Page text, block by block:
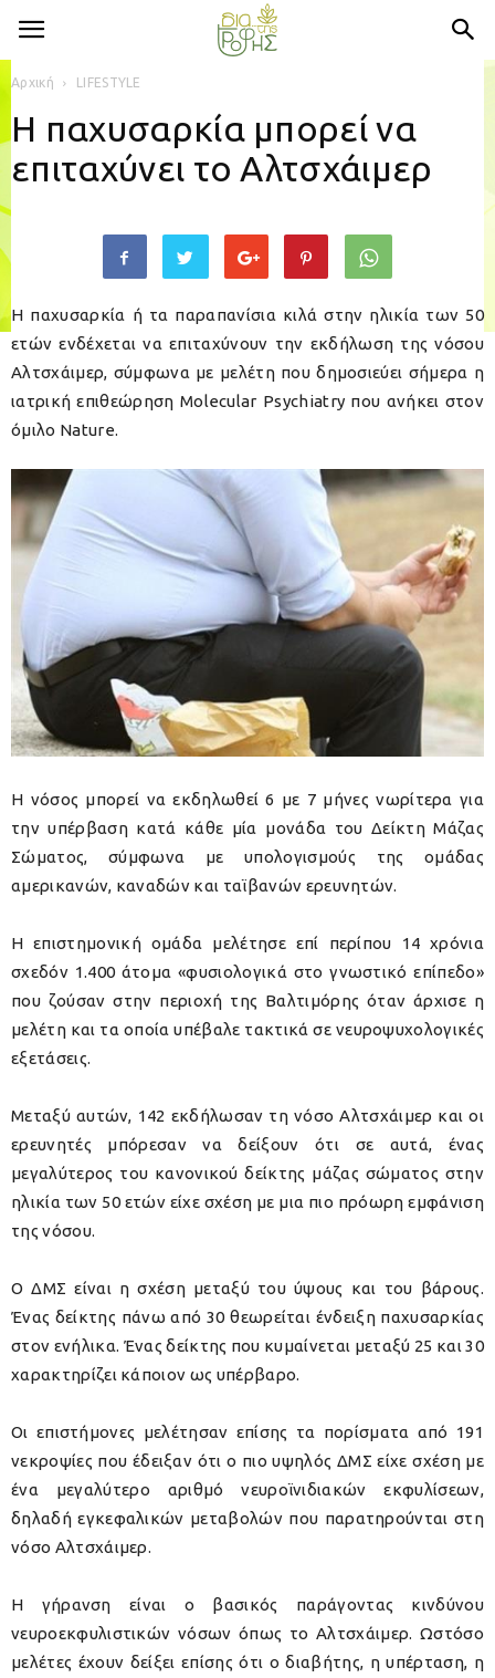
Αρχική LIFESTYLE
Η παχυσαρκία μπορεί να
επιταχύνει το Αλτσχάιμερ
Η παχυσαρκία ή τα παραπανίσια κιλά στην ηλικία των 50
ετών ενδέχεται να επιταχύνουν την εκδήλωση της νόσου
Αλτσχάιμερ, σύμφωνα με μελέτη που δημοσιεύει σήμερα η
ιατρική επιθεώρηση Molecular Psychiatry που ανήκει στον
όμιλο Nature.
Η νόσος μπορεί να εκδηλωθεί 6 με 7 μήνες νωρίτερα για
την υπέρβαση κατά κάθε μία μονάδα του Δείκτη Μάζας
Σώματος, σύμφωνα με υπολογισμούς της ομάδας
αμερικανών, καναδών και ταϊβανών ερευνητών.
Η επιστημονική ομάδα μελέτησε επί περίπου 14 χρόνια
σχεδόν 1.400 άτομα «φυσιολογικά στο γνωστικό επίπεδο»
που ζούσαν στην περιοχή της Βαλτιμόρης όταν άρχισε η
μελέτη και τα οποία υπέβαλε τακτικά σε νευροψυχολογικές
εξετάσεις.
Μεταξύ αυτών, 142 εκδήλωσαν τη νόσο Αλτσχάιμερ και οι
ερευνητές μπόρεσαν να δείξουν ότι σε αυτά, ένας
μεγαλύτερος του κανονικού δείκτης μάζας σώματος στην
ηλικία των 50 ετών είχε σχέση με μια πιο πρόωρη εμφάνιση
της νόσου.
Ο ΔΜΣ είναι η σχέση μεταξύ του ύψους και του βάρους.
Ένας δείκτης πάνω από 30 θεωρείται ένδειξη παχυσαρκίας
στον ενήλικα. Ένας δείκτης που κυμαίνεται μεταξύ 25 και 30
χαρακτηρίζει κάποιον ως υπέρβαρο.
Οι επιστήμονες μελέτησαν επίσης τα πορίσματα από 191
νεκροψίες που έδειξαν ότι ο πιο υψηλός ΔΜΣ είχε σχέση με
ένα μεγαλύτερο αριθμό νευροϊνιδιακών εκφυλίσεων,
δηλαδή εγκεφαλικών μεταβολών που παρατηρούνται στη
νόσο Αλτσχάιμερ.
Η γήρανση είναι ο βασικός παράγοντας κινδύνου
νευροεκφυλιστικών νόσων όπως το Αλτσχάιμερ. Ωστόσο
μελέτες έχουν δείξει επίσης ότι ο διαβήτης, η υπέρταση, η